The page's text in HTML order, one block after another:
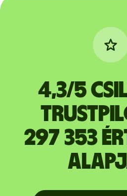
4,3/5
297 353